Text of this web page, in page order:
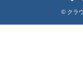
©クラ